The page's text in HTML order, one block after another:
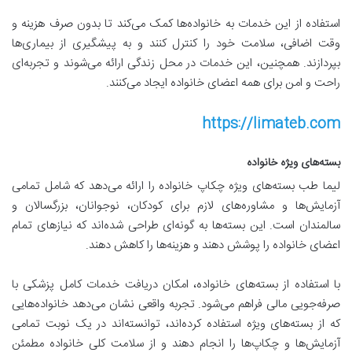
استفاده از این خدمات به خانواده‌ها کمک می‌کند تا بدون صرف هزینه و
وقت اضافی، سلامت خود را کنترل کنند و به پیشگیری از بیماری‌ها
بپردازند. همچنین، این خدمات در محل زندگی ارائه می‌شوند و تجربه‌ای
راحت و امن برای همه اعضای خانواده ایجاد می‌کنند.
https://limateb.com
بسته‌های ویژه خانواده
لیما طب بسته‌های ویژه چکاپ خانواده را ارائه می‌دهد که شامل تمامی
آزمایش‌ها و مشاوره‌های لازم برای کودکان، نوجوانان، بزرگسالان و
سالمندان است. این بسته‌ها به گونه‌ای طراحی شده‌اند که نیازهای تمام
اعضای خانواده را پوشش دهند و هزینه‌ها را کاهش دهند.
با استفاده از بسته‌های خانواده، امکان دریافت خدمات کامل پزشکی با
صرفه‌جویی مالی فراهم می‌شود. تجربه واقعی نشان می‌دهد خانواده‌هایی
که از بسته‌های ویژه استفاده کرده‌اند، توانسته‌اند در یک نوبت تمامی
آزمایش‌ها و چکاپ‌ها را انجام دهند و از سلامت کلی خانواده مطمئن